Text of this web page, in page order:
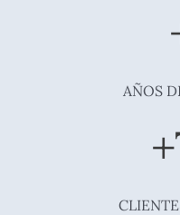
AÑOS
+